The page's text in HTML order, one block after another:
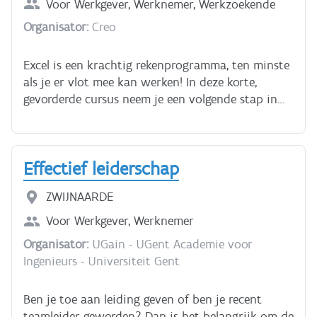
om strategischer te ondernemen, betere
beslissingen te nemen en duurzame groei te
Voor Werkgever, Werknemer, Werkzoekende
Organisator:Creo
Excel is een krachtig rekenprogramma, ten minste
als je er vlot mee kan werken! In deze korte,
gevorderde cursus neem je een volgende stap in
maak je van die cijfers een rapport met analyses,
en dit in enkele stappen.
Effectief leiderschap
ZWIJNAARDE
Voor Werkgever, Werknemer
Organisator:UGain - UGent Academie voor
Ingenieurs - Universiteit Gent
Ben je toe aan leiding geven of ben je recent